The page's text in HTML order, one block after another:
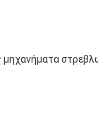
μηχανήματα